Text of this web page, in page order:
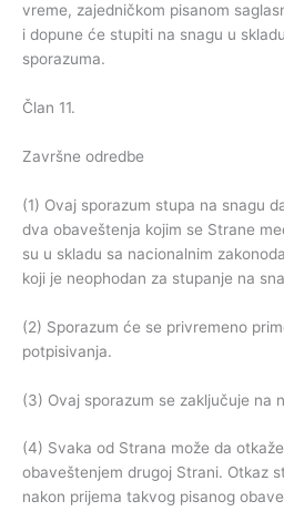
vreme, zajedničkom pisanom
i dopune će stupiti na snagu u
sporazuma.
Član 11.
Završne odredbe
(1) Ovaj sporazum stupa na snagu
dva obaveštenja kojim se Strane
su u skladu sa nacionalnim
koji je neophodan za stupanje na
(2) Sporazum će se privremeno
potpisivanja.
(3) Ovaj sporazum se zaključuje na
(4) Svaka od Strana može da
obaveštenjem drugoj Strani. Otkaz
nakon prijema takvog pisanog